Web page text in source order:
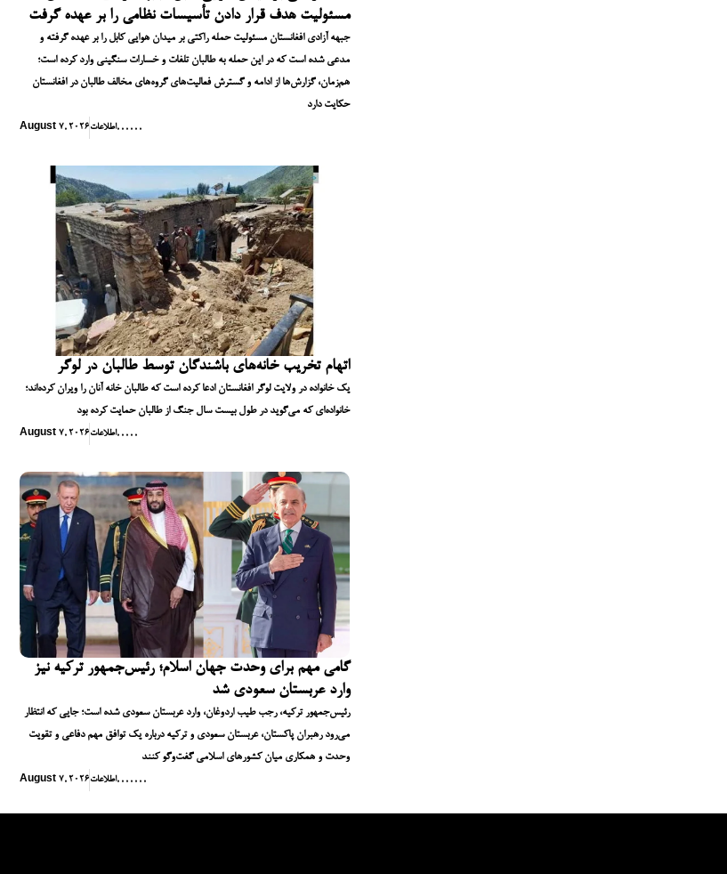
مسئولیت هدف قرار دادن تأسیسات نظامی را بر عهده گرفت
جبهه آزادی افغانستان مسئولیت حمله راکتی بر میدان هوایی کابل را بر عهده گرفته و
مدعی شده است که در این حمله به طالبان تلفات و خسارات سنگینی وارد کرده است؛
هم‌زمان، گزارش‌ها از ادامه و گسترش فعالیت‌های گروه‌های مخالف طالبان در افغانستان
حکایت دارد
August 7, 2026اطلاعات, , , , , ,
اتهام تخریب خانه‌های باشندگان توسط طالبان در لوگر
یک خانواده در ولایت لوگر افغانستان ادعا کرده است که طالبان خانه آنان را ویران کرده‌اند؛
خانواده‌ای که می‌گوید در طول بیست سال جنگ از طالبان حمایت کرده بود
August 7, 2026اطلاعات, , , , ,
گامی مهم برای وحدت جهان اسلام؛ رئیس‌جمهور ترکیه نیز
وارد عربستان سعودی شد
رئیس‌جمهور ترکیه، رجب طیب اردوغان، وارد عربستان سعودی شده است؛ جایی که انتظار
می‌رود رهبران پاکستان، عربستان سعودی و ترکیه درباره یک توافق مهم دفاعی و تقویت
وحدت و همکاری میان کشورهای اسلامی گفت‌وگو کنند
August 7, 2026اطلاعات, , , , , , ,